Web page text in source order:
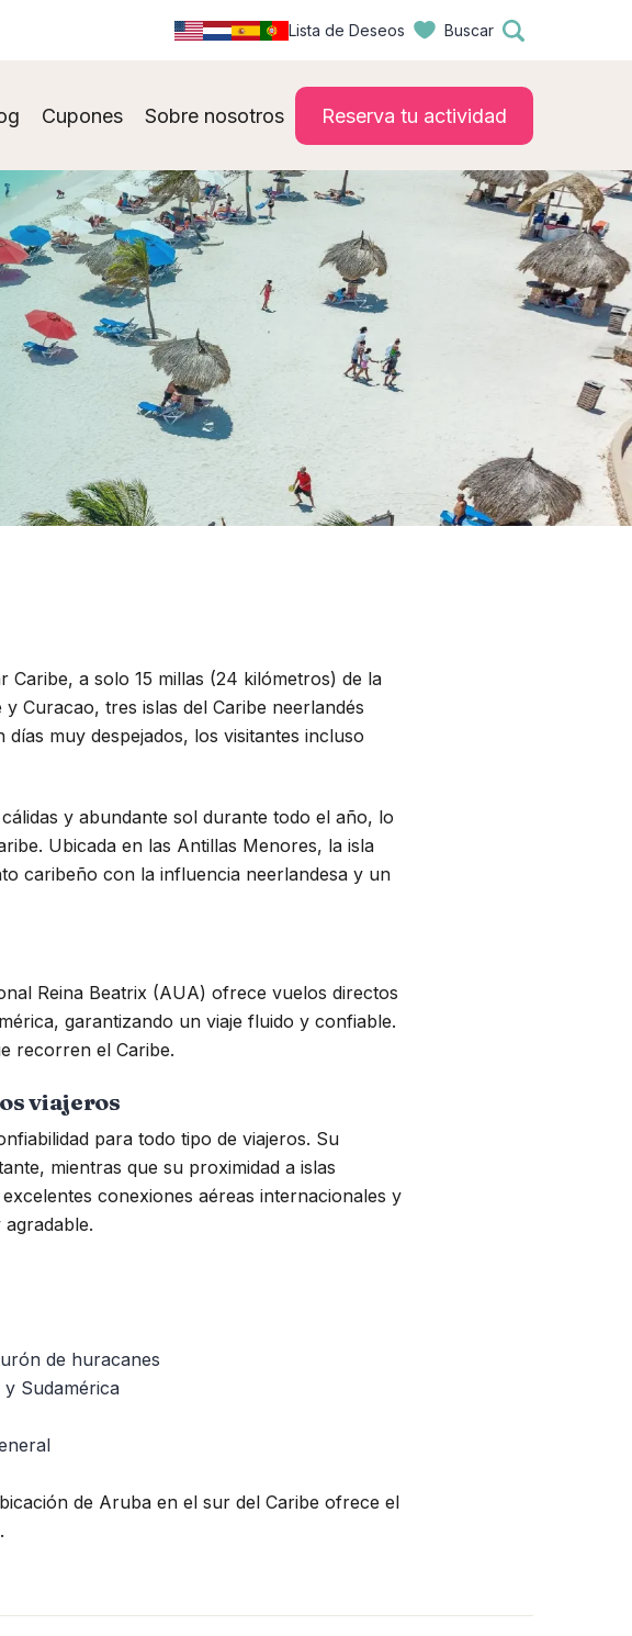
Lista de Deseos Buscar
Cupones Sobre nosotros Reserva tu actividad
a solo 15 millas (24 kilómetros) de la
Curacao, tres islas del Caribe neerlandés
muy despejados, los visitantes incluso
y abundante sol durante todo el año, lo
Ubicada en las Antillas Menores, la isla
caribeño con la influencia neerlandesa y un
Reina Beatrix (AUA) ofrece vuelos directos
garantizando un viaje fluido y confiable.
recorren el Caribe.
viajeros
para todo tipo de viajeros. Su
mientras que su proximidad a islas
conexiones aéreas internacionales y
de huracanes
y Sudamérica
de Aruba en el sur del Caribe ofrece el